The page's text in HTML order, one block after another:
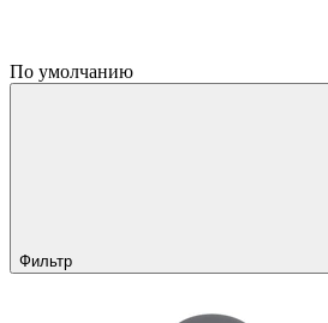
По умолчанию
Фильтр